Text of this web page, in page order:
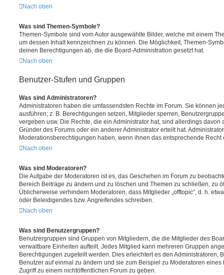
Nach oben
Was sind Themen-Symbole?
Themen-Symbole sind vom Autor ausgewählte Bilder, welche mit einem
um dessen Inhalt kennzeichnen zu können. Die Möglichkeit, Themen-
deinen Berechtigungen ab, die die Board-Administration gesetzt hat.
Nach oben
Benutzer-Stufen und Gruppen
Was sind Administratoren?
Administratoren haben die umfassendsten Rechte im Forum. Sie können
ausführen; z. B. Berechtigungen setzen, Mitglieder sperren,
vergeben usw. Die Rechte, die ein Administrator hat, sind allerdings
Gründer des Forums oder ein anderer Administrator erteilt hat.
Moderationsberechtigungen haben, wenn ihnen das entsprechende Recht
Nach oben
Was sind Moderatoren?
Die Aufgabe der Moderatoren ist es, das Geschehen im Forum zu
Bereich Beiträge zu ändern und zu löschen und Themen zu schließen, zu
Üblicherweise verhindern Moderatoren, dass Mitglieder „offtopic“, d. h.
oder Beleidigendes bzw. Angreifendes schreiben.
Nach oben
Was sind Benutzergruppen?
Benutzergruppen sind Gruppen von Mitgliedern, die die Mitglieder des
verwaltbare Einheiten aufteilt. Jedes Mitglied kann mehreren Gruppen
Berechtigungen zugeteilt werden. Dies erleichtert es den Administratoren,
Benutzer auf einmal zu ändern und sie zum Beispiel zu Moderatoren
Zugriff zu einem nichtöffentlichen Forum zu geben.